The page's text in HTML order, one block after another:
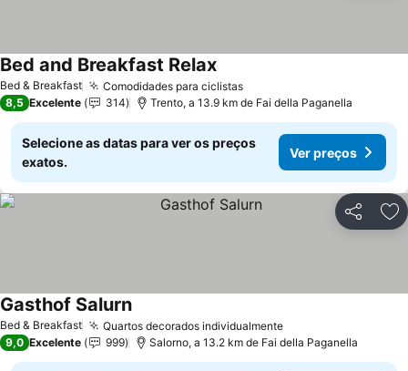
Bed & Breakfast Comodidades para ciclistas
Bed and Breakfast Relax
8,5 Excelente 314 Trento, a 13.9 km de Fai della Paganella
Selecione as datas para ver os preços
exatos.
Ver preços
Partilhar
Bed & Breakfast Quartos decorados individualmente
Gasthof Salurn
9,0 Excelente 999 Salorno, a 13.2 km de Fai della Paganella